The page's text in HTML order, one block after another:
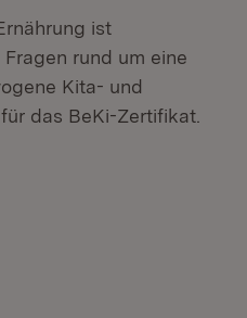
ist
rund um eine
Kita- und
das BeKi-Zertifikat.